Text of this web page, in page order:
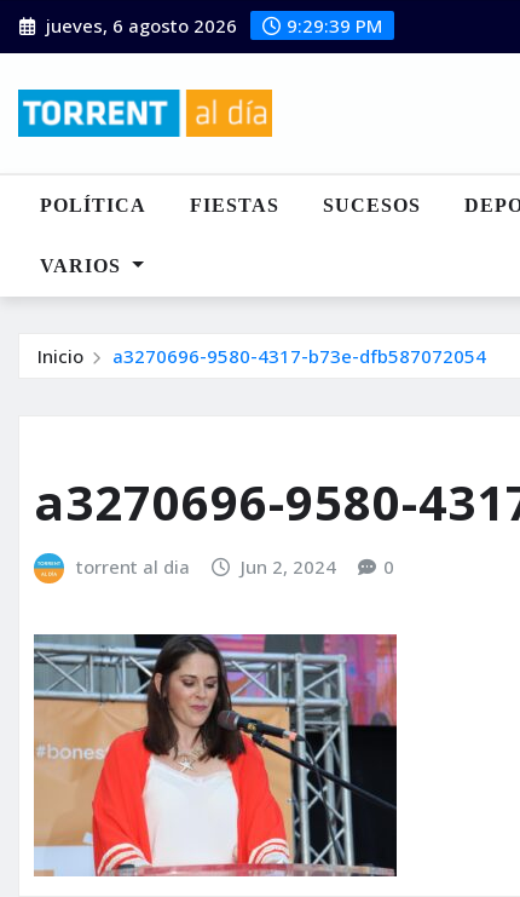
Saltar
al
jueves, 6 agosto 2026 9:29:40 PM
POLÍTICA FIESTAS SUCESOS
VARIOS
Inicio a3270696-9580-4317-b73e-dfb587072054
a3270696-9580-
torrent al dia Jun 2, 2024 0